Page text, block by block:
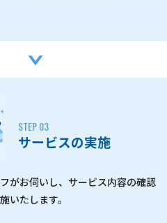
サービスの実施
がお伺いし、サービス内容の確認
いたします。